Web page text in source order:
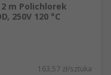
m Polichlorek
250V 120 °C
163,57 zł/sztuka